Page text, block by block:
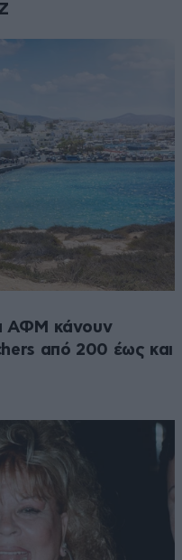
ΑΦΜ κάνουν
από 200 έως και